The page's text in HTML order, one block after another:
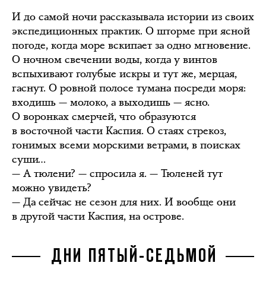
И до самой ночи рассказывала истории из своих
экспедиционных практик. О шторме при ясной
погоде, когда море вскипает за одно мгновение.
О ночном свечении воды, когда у винтов
вспыхивают голубые искры и тут же, мерцая,
гаснут. О ровной полосе тумана посреди моря:
входишь — молоко, а выходишь — ясно.
О воронках смерчей, что образуются
в восточной части Каспия. О стаях стрекоз,
гонимых всеми морскими ветрами, в поисках
суши…
— А тюлени? — спросила я. — Тюленей тут
можно увидеть?
— Да сейчас не сезон для них. И вообще они
в другой части Каспия, на острове.
ДНИ ПЯТЫЙ-СЕДЬМОЙ